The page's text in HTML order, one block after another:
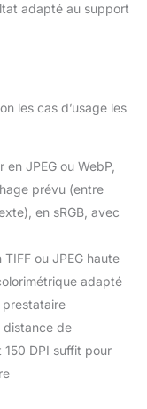
adapté au support
les cas d’usage les
JPEG ou WebP,
prévu (entre
en sRGB, avec
ou JPEG haute
adapté
prestataire
distance de
DPI suffit pour